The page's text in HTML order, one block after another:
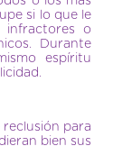
si lo que le
infractores o
Durante
espíritu
para
bien sus